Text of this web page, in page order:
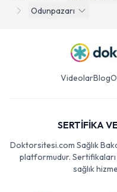
Odunpazarı
VideolarBlog
SERTİFİKA
Doktorsitesi.com Sağlık
platformudur. Sertifikaları
sağlık